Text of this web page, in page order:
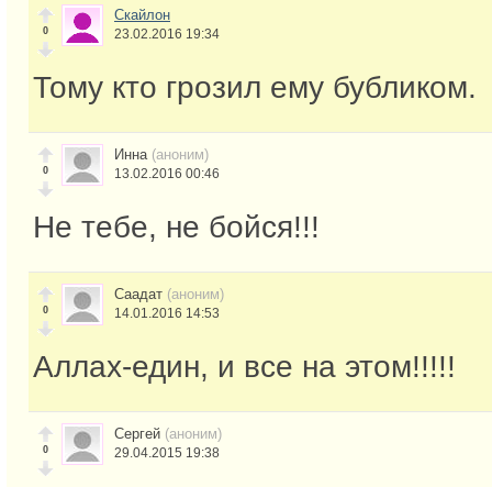
0
Скайлон
23.02.2016 19:34
Тому кто грозил ему бубликом.
0
Инна (аноним)
13.02.2016 00:46
Не тебе, не бойся!!!
0
Саадат (аноним)
14.01.2016 14:53
Аллах-един, и все на этом!!!!!
0
Сергей (аноним)
29.04.2015 19:38